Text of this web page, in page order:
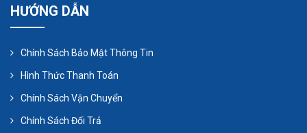
Bơm trục vít dạng xoắn 3 trục
HƯỚNG DẪN
Chính Sách Bảo Mật Thông Tin
Hình Thức Thanh Toán
Chính Sách Vận Chuyển
Chính Sách Đổi Trả